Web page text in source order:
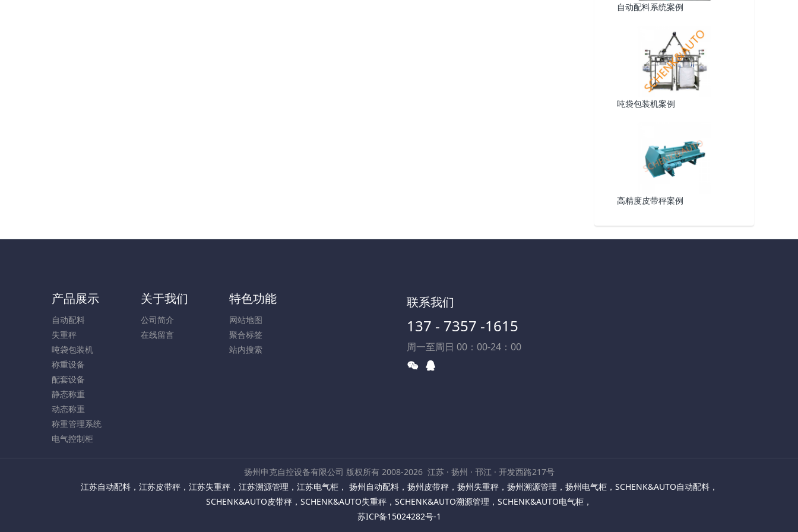
自动配料系统案例
吨袋包装机案例
高精度皮带秤案例
产品展示
自动配料
失重秤
吨袋包装机
称重设备
配套设备
静态称重
动态称重
称重管理系统
电气控制柜
关于我们
公司简介
在线留言
特色功能
网站地图
聚合标签
站内搜索
联系我们
137 - 7357 -1615
周一至周日 00：00-24：00
扬州申克自控设备有限公司 版权所有 2008-2026 江苏 · 扬州 · 邗江 · 开发西路217号
江苏自动配料， 江苏皮带秤， 江苏失重秤， 江苏溯源管理 ， 江苏电气柜， 扬州自动配料， 扬州皮带秤， 扬州失重秤， 扬州溯源管理 ， 扬州电气柜， SCHENK&AUTO自动配料，
SCHENK&AUTO皮带秤 ， SCHENK&AUTO失重秤 ， SCHENK&AUTO溯源管理 ， SCHENK&AUTO电气柜 ，
苏ICP备15024282号-1